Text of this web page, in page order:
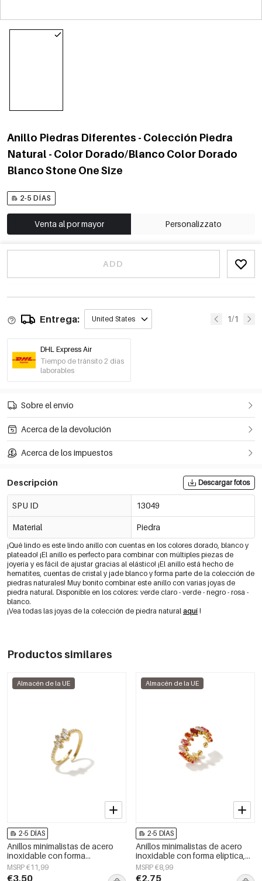
Anillo Piedras Diferentes - Colección Piedra
Natural - Color Dorado/Blanco Color Dorado
Blanco Stone One Size
2-5 DÍAS
Venta al por mayor Personalizzato
ADD
Entrega: United States 1/1
DHL Express Air
Tiempo de tránsito 2 días
laborables
Sobre el envío
Acerca de la devolución
Acerca de los impuestos
Descripción Descargar fotos
SPU ID 13049
Material Piedra
¡Qué lindo es este lindo anillo con cuentas en los colores dorado, blanco y
plateado! ¡El anillo es perfecto para combinar con múltiples piezas de
joyería y es fácil de ajustar gracias al elástico! ¡El anillo está hecho de
hematites, cuentas de cristal y jade blanco y forma parte de la colección de
piedras naturales! Muy bonito combinar este anillo con varias joyas de
piedra natural. Disponible en los colores: verde claro - verde - negro - rosa -
blanco.
¡Vea todas las joyas de la colección de piedra natural aquí !
Productos similares
Almacén de la UE
2-5 DÍAS
Anillos minimalistas de acero
inoxidable con forma
geométrica, sencillos para uso
diario, serie Simple. Joyería para
MSRP €11,99
€3,50
Almacén de la UE
2-5 DÍAS
Anillos minimalistas de acero
inoxidable con forma elíptica,
estilo casual y sencillo para uso
diario. Joyería para mujer.
MSRP €8,99
€2,75